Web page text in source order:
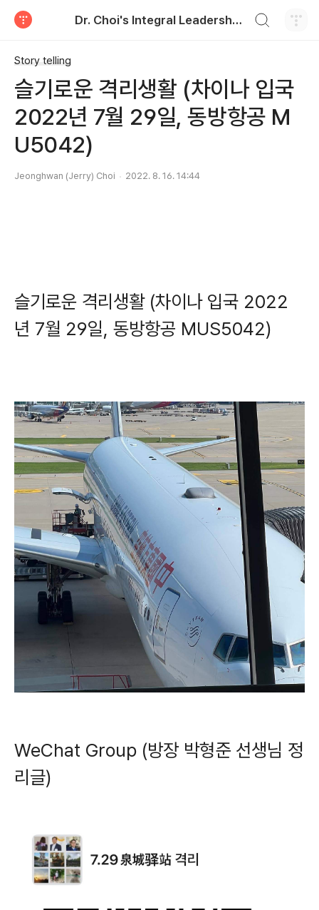
Dr. Choi's Integral Leadership Center
Story telling
슬기로운 격리생활 (차이나 입국
2022년 7월 29일, 동방항공 M
U5042)
Jeonghwan (Jerry) Choi 2022. 8. 16. 14:44
슬기로운 격리생활 (차이나 입국 2022
년 7월 29일, 동방항공 MUS5042)
WeChat Group (방장 박형준 선생님 정
리글)